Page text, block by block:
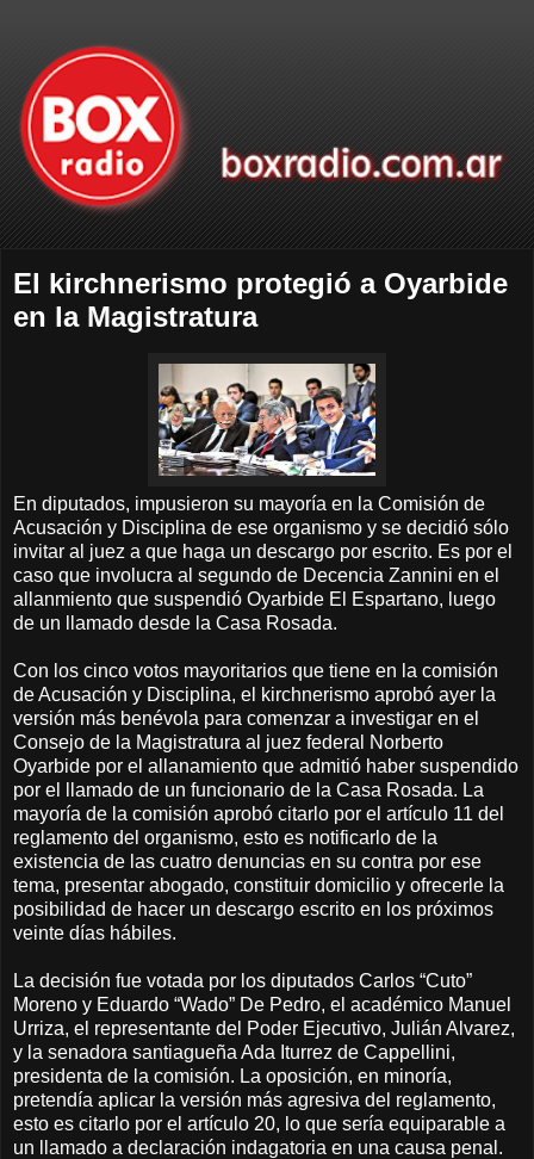
El kirchnerismo protegió a Oyarbide
en la Magistratura
En diputados, impusieron su mayoría en la Comisión de
Acusación y Disciplina de ese organismo y se decidió sólo
invitar al juez a que haga un descargo por escrito. Es por el
caso que involucra al segundo de Decencia Zannini en el
allanmiento que suspendió Oyarbide El Espartano, luego
de un llamado desde la Casa Rosada.
Con los cinco votos mayoritarios que tiene en la comisión
de Acusación y Disciplina, el kirchnerismo aprobó ayer la
versión más benévola para comenzar a investigar en el
Consejo de la Magistratura al juez federal Norberto
Oyarbide por el allanamiento que admitió haber suspendido
por el llamado de un funcionario de la Casa Rosada. La
mayoría de la comisión aprobó citarlo por el artículo 11 del
reglamento del organismo, esto es notificarlo de la
existencia de las cuatro denuncias en su contra por ese
tema, presentar abogado, constituir domicilio y ofrecerle la
posibilidad de hacer un descargo escrito en los próximos
veinte días hábiles.
La decisión fue votada por los diputados Carlos “Cuto”
Moreno y Eduardo “Wado” De Pedro, el académico Manuel
Urriza, el representante del Poder Ejecutivo, Julián Alvarez,
y la senadora santiagueña Ada Iturrez de Cappellini,
presidenta de la comisión. La oposición, en minoría,
pretendía aplicar la versión más agresiva del reglamento,
esto es citarlo por el artículo 20, lo que sería equiparable a
un llamado a declaración indagatoria en una causa penal.